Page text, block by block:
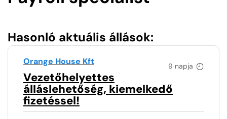
Hasonló aktuális állások:
9 napja
Orange House Kft
Vezetőhelyettes
álláslehetőség, kiemelkedő
fizetéssel!